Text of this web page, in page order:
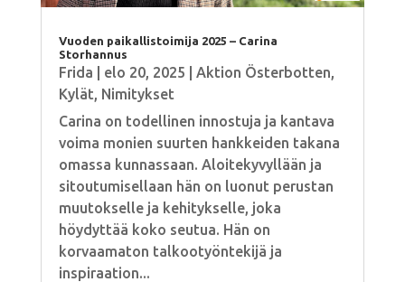
Vuoden paikallistoimija 2025 – Carina
Storhannus
Frida elo 20, 2025 Aktion Österbotten,
Kylät, Nimitykset
Carina on todellinen innostuja ja kantava
voima monien suurten hankkeiden takana
omassa kunnassaan. Aloitekyvyllään ja
sitoutumisellaan hän on luonut perustan
muutokselle ja kehitykselle, joka
höydyttää koko seutua. Hän on
korvaamaton talkootyöntekijä ja
inspiraation...